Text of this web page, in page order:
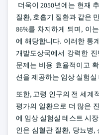
더욱이 2050년에는 현재
질환, 호흡기 질환과 같은
86%를 차지하게 되며, 이
에 해당합니다. 이러한 통
개발도상국에서 강력한
문제는 비용 효율적이고
션을 제공하는 임상 실험
또한, 고령 인구의 전 세계
평가의 일환으로 더 많은
에 임상 실험실 테스트 시
인은 심혈관 질환, 당뇨병